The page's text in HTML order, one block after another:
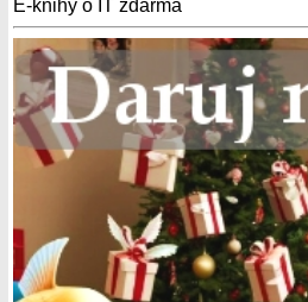
E-knihy o IT zdarma